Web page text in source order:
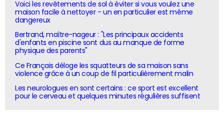
Voici les revêtements de sol à éviter si vous voulez une
maison facile à nettoyer - un en particulier est même
dangereux
Bertrand, maître-nageur : "Les principaux accidents
d'enfants en piscine sont dus au manque de forme
physique des parents"
Ce Français déloge les squatteurs de sa maison sans
violence grâce à un coup de fil particulièrement malin
Les neurologues en sont certains : ce sport est excellent
pour le cerveau et quelques minutes régulières suffisent